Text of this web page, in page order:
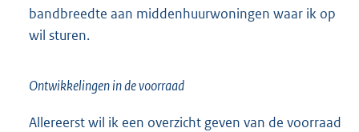
bandbreedte aan middenhuurwoningen waar ik op
wil sturen.
Ontwikkelingen in de voorraad
Allereerst wil ik een overzicht geven van de voorraad